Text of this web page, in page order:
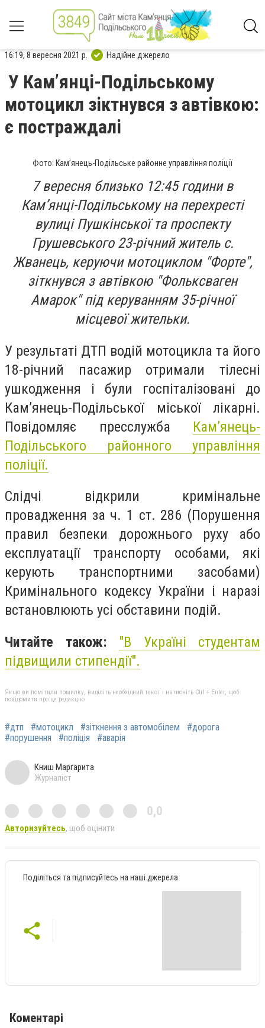
16:19, 8 вересня 2021 р. Надійне джерело
У Кам’янці-Подільському
мотоцикл зіктнувся з автівкою:
є постраждалі
Фото: Кам’янець-Подільське районне управління поліції
7 вересня близько 12:45 години в
Кам’янці-Подільському на перехресті
вулиці Пушкінської та проспекту
Грушевського 23-річний житель с.
Жванець, керуючи мотоциклом "Форте",
зіткнувся з автівкою "Фольксваген
Амарок" під керуванням 35-річної
місцевої жительки.
У результаті ДТП водій мотоцикла та його
18-річний пасажир отримали тілесні
ушкодження і були госпіталізовані до
Кам’янець-Подільської міської лікарні.
Повідомляє пресслужба Кам’янець-
Подільського районного управління
поліції.
Слідчі відкрили кримінальне
провадження за ч. 1 ст. 286 (Порушення
правил безпеки дорожнього руху або
експлуатації транспорту особами, які
керують транспортними засобами)
Кримінального кодексу України і наразі
встановлюють усі обставини подій.
Читайте також: "В Україні студентам
підвищили стипендії".
Якщо ви помітили помилку, виділіть необхідний текст і натисніть Ctrl + Enter, щоб
повідомити про це редакцію
#дтп #мотоцикл #зіткнення з автомобілем
#дорога
#порушення
#поліція #аварія
Книш Маргарита
Журналіст
0,0
Авторизуйтесь, щоб оцінити
Поділіться та підписуйтесь на наші джерела
Коментарі